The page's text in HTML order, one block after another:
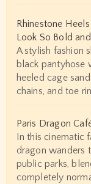
Rhinestone
Look So Bold
A stylish fashion
black pantyhose
heeled cage
chains, and toe
Paris Dragon
In this cinematic
dragon wanders
public parks,
completely